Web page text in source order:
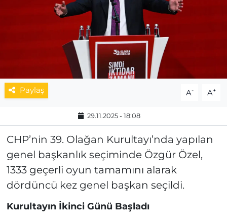
Paylaş A- A+
29.11.2025 - 18:08
CHP’nin 39. Olağan Kurultayı’nda yapılan
genel başkanlık seçiminde Özgür Özel,
1333 geçerli oyun tamamını alarak
dördüncü kez genel başkan seçildi.
Kurultayın İkinci Günü Başladı
ESKİŞEHİRSPOR